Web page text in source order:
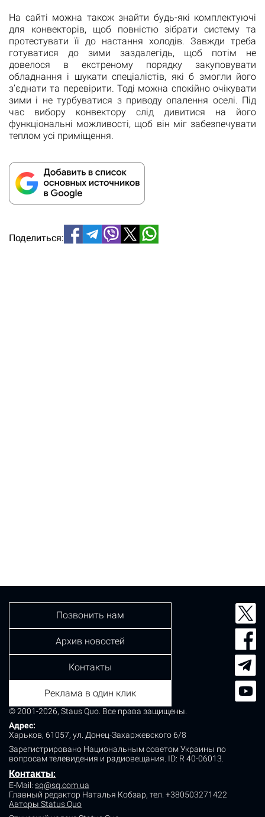
На сайті можна також знайти будь-які комплектуючі
для конвекторів, щоб повністю зібрати систему та
протестувати її до настання холодів. Завжди треба
готуватися до зими заздалегідь, щоб потім не
довелося в екстреному порядку закуповувати
обладнання і шукати спеціалістів, які б змогли його
з’єднати та перевірити. Тоді можна спокійно очікувати
зими і не турбуватися з приводу опалення оселі. Під
час вибору конвектору слід дивитися на його
функціональні можливості, щоб він міг забезпечувати
теплом усі приміщення.
Поделиться:
© 2001-2026, Staus Quo. Все права защищены.
Адрес:
Харьков, 61057, ул. Донец-Захаржевского 6/8
Зарегистрировано Национальным советом Украины по
вопросам телевидения и радиовещания. ID: R 40-06013.
Контакты:
E-Mail: sq@sq.com.ua
Главный редактор Наталья Кобзар, тел. +380503271422
Авторы Status Quo
Позвонить нам
Архив новостей
Контакты
Реклама в один клик